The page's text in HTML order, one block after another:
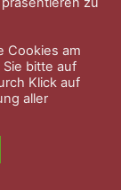
Cookies am
bitte auf
Klick auf
aller